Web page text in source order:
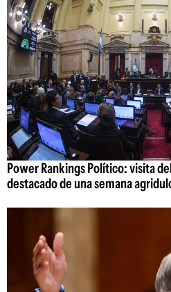
Power Rankings Político: visita
destacado de una semana